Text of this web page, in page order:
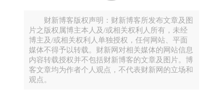
期。一方面，与数字藏品相关的区块链技术仍需不断
地积累和完善，数字藏品的确权、交易、保存、安全
等问题，不仅需要数字技术的创新和改进，更需要现
实法律政策的支持和保障。比如数字藏品所有权、专
利权、交易权及相关周边权力的边界明晰和权责确
财新博客版权声明：财新博客所发布文章及图
片之版权属博主本人及/或相关权利人所有，未经
博主及/或相关权利人单独授权，任何网站、平面
媒体不得予以转载。财新网对相关媒体的网站信息
内容转载授权并不包括财新博客的文章及图片。博
客文章均为作者个人观点，不代表财新网的立场和
观点。